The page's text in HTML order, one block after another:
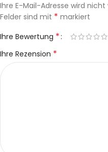
Ihre E-Mail-Adresse wird
Felder sind mit * markiert
Ihre Bewertung *
Ihre Rezension *